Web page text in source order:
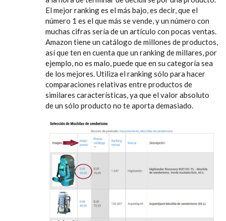
El mejor ranking es el más bajo, es decir, que el
número 1 es el que más se vende, y un número con
muchas cifras sería de un artículo con pocas ventas.
Amazon tiene un catálogo de millones de productos,
así que ten en cuenta que un ranking de millares, por
ejemplo, no es malo, puede que en su categoría sea
de los mejores. Utiliza el ranking sólo para hacer
comparaciones relativas entre productos de
similares características, ya que el valor absoluto
de un sólo producto no te aporta demasiado.